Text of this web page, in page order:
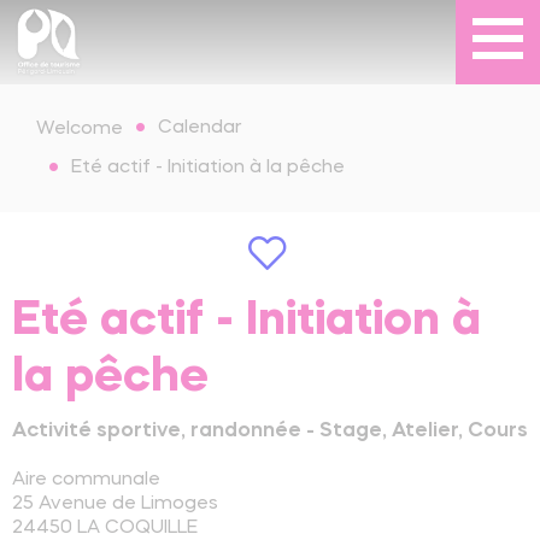
Welcome Calendar
Eté actif - Initiation à la pêche
Eté actif - Initiation à
la pêche
Activité sportive, randonnée - Stage, Atelier, Cours
Aire communale
25 Avenue de Limoges
24450 LA COQUILLE